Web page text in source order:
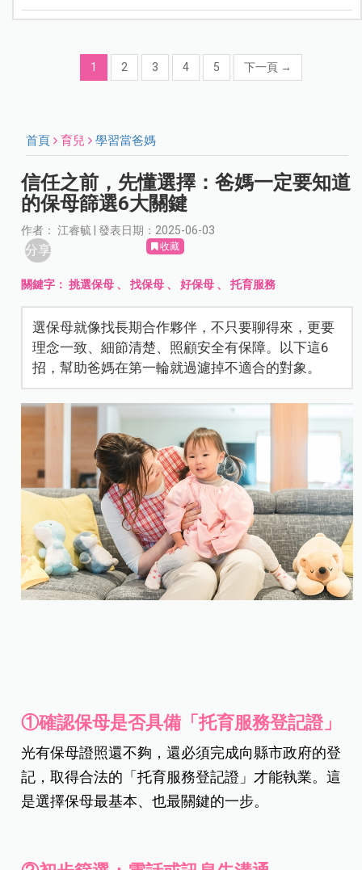
1 2 3 4 5 下一頁 →
首頁 育兒 學習當爸媽
信任之前，先懂選擇：爸媽一定要知道
的保母篩選6大關鍵
作者： 江睿毓 | 發表日期：2025-06-03
分享 收藏
關鍵字：挑選保母 、找保母 、好保母 、托育服務
選保母就像找長期合作夥伴，不只要聊得來，更要
理念一致、細節清楚、照顧安全有保障。以下這6
招，幫助爸媽在第一輪就過濾掉不適合的對象。
①確認保母是否具備「托育服務登記證」
光有保母證照還不夠，還必須完成向縣市政府的登
記，取得合法的「托育服務登記證」才能執業。這
是選擇保母最基本、也最關鍵的一步。